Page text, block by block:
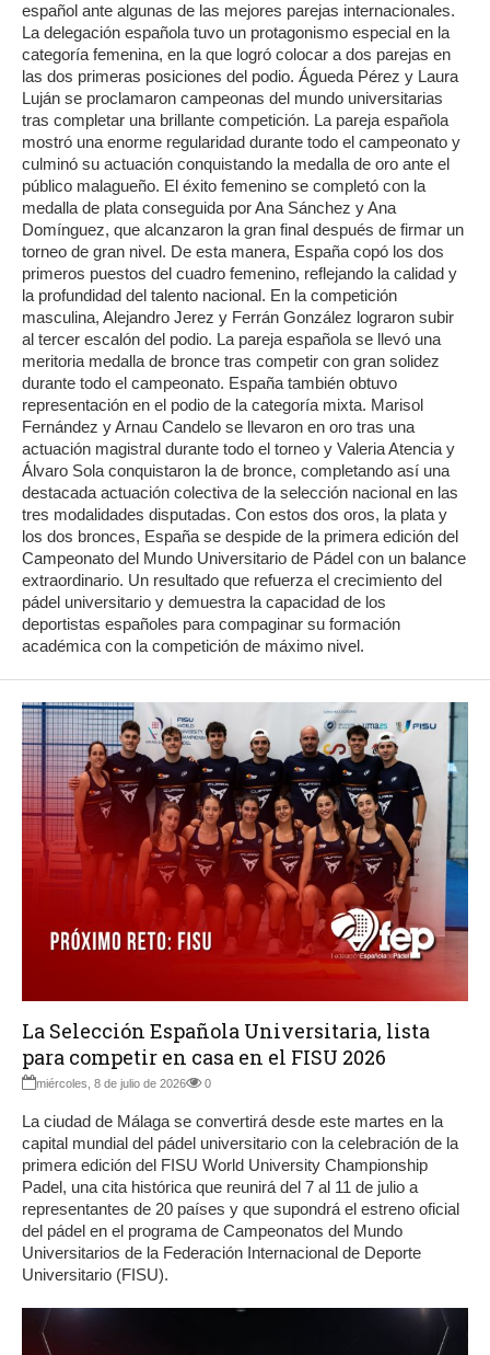
español ante algunas de las mejores parejas internacionales.
La delegación española tuvo un protagonismo especial en la
categoría femenina, en la que logró colocar a dos parejas en
las dos primeras posiciones del podio. Águeda Pérez y Laura
Luján se proclamaron campeonas del mundo universitarias
tras completar una brillante competición. La pareja española
mostró una enorme regularidad durante todo el campeonato y
culminó su actuación conquistando la medalla de oro ante el
público malagueño. El éxito femenino se completó con la
medalla de plata conseguida por Ana Sánchez y Ana
Domínguez, que alcanzaron la gran final después de firmar un
torneo de gran nivel. De esta manera, España copó los dos
primeros puestos del cuadro femenino, reflejando la calidad y
la profundidad del talento nacional. En la competición
masculina, Alejandro Jerez y Ferrán González lograron subir
al tercer escalón del podio. La pareja española se llevó una
meritoria medalla de bronce tras competir con gran solidez
durante todo el campeonato. España también obtuvo
representación en el podio de la categoría mixta. Marisol
Fernández y Arnau Candelo se llevaron en oro tras una
actuación magistral durante todo el torneo y Valeria Atencia y
Álvaro Sola conquistaron la de bronce, completando así una
destacada actuación colectiva de la selección nacional en las
tres modalidades disputadas. Con estos dos oros, la plata y
los dos bronces, España se despide de la primera edición del
Campeonato del Mundo Universitario de Pádel con un balance
extraordinario. Un resultado que refuerza el crecimiento del
pádel universitario y demuestra la capacidad de los
deportistas españoles para compaginar su formación
académica con la competición de máximo nivel.
La Selección Española Universitaria, lista
para competir en casa en el FISU 2026
miércoles, 8 de julio de 2026 0
La ciudad de Málaga se convertirá desde este martes en la
capital mundial del pádel universitario con la celebración de la
primera edición del FISU World University Championship
Padel, una cita histórica que reunirá del 7 al 11 de julio a
representantes de 20 países y que supondrá el estreno oficial
del pádel en el programa de Campeonatos del Mundo
Universitarios de la Federación Internacional de Deporte
Universitario (FISU).